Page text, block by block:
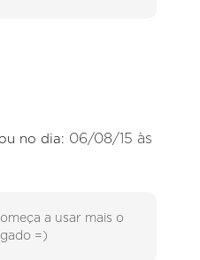
no dia: 06/08/15 às
a usar mais o
=)